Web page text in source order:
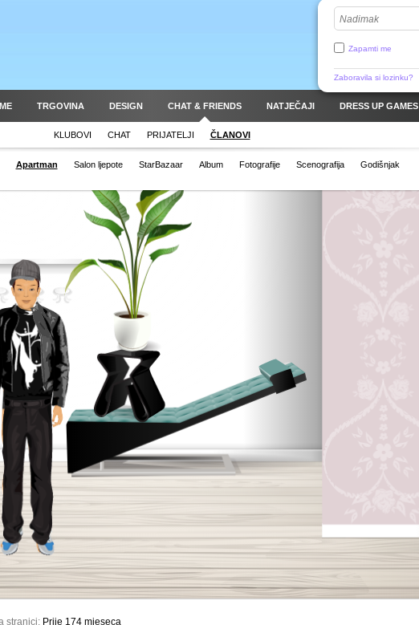
Nadimak
Zapamti me
Zaboravila si lozinku?
TRGOVINA DESIGN CHAT & FRIENDS NATJEČAJI DRESS UP GAMES
KLUBOVI CHAT PRIJATELJI ČLANOVI
Apartman Salon ljepote StarBazaar Album Fotografije Scenografija Godišnjak
stranici: Prije 174 mjeseca